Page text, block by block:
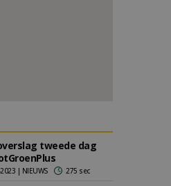
tweede dag
| NIEUWS 275 sec